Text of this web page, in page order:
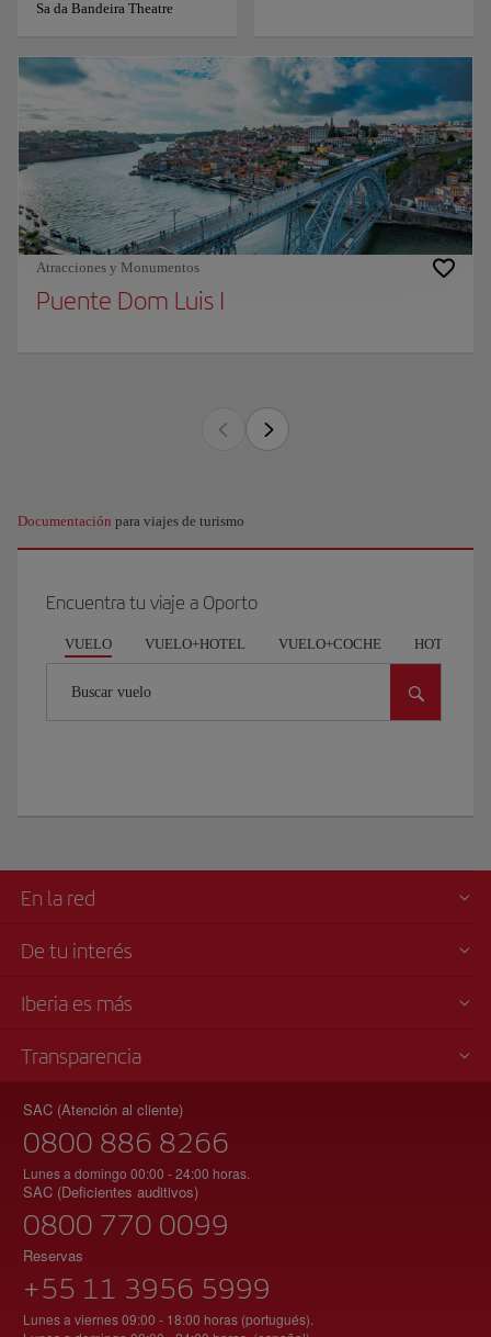
Sa da Bandeira Theatre
Atracciones y Monumentos
Puente Dom Luis I
Documentación para viajes de turismo
Encuentra tu viaje a Oporto
VUELO VUELO+HOTEL VUELO+COCHE HOTEL
Buscar vuelo
En la red
De tu interés
Iberia es más
Transparencia
SAC (Atención al cliente)
0800 886 8266
Lunes a domingo 00:00 - 24:00 horas.
SAC (Deficientes auditivos)
0800 770 0099
Reservas
+55 11 3956 5999
Lunes a viernes 09:00 - 18:00 horas (portugués).